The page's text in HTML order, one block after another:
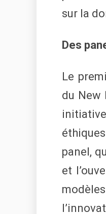
sur la
Des
Le
du New
panel,
et